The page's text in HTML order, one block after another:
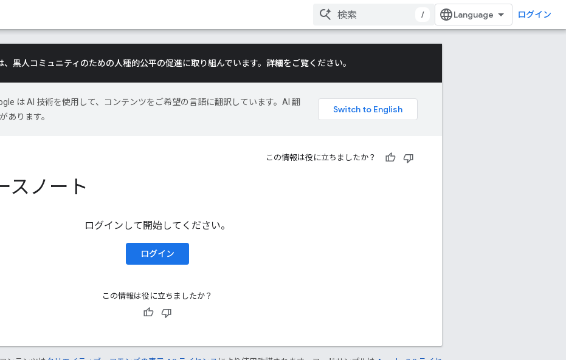
/ ログイン
、黒人コミュニティのための人種的公平の促進に取り組んでいます。 詳細をご覧ください。
は AI 技術を使用して、コンテンツをご希望の言語に翻訳しています。AI 翻
あります。
この情報は役に立ちましたか？
スノート
ログインして開始してください。
ログイン
この情報は役に立ちましたか？